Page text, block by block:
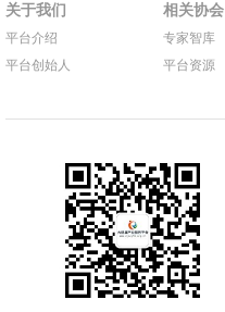
关于我们
平台介绍
平台创始人
相关协会
专家智库
平台资源